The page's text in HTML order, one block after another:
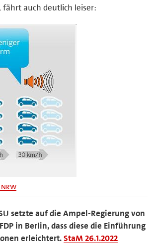
auch deutlich leiser:
setzte auf die Ampel-Regierung von
in Berlin, dass diese die Einführung
erleichtert.StaM 26.1.2022